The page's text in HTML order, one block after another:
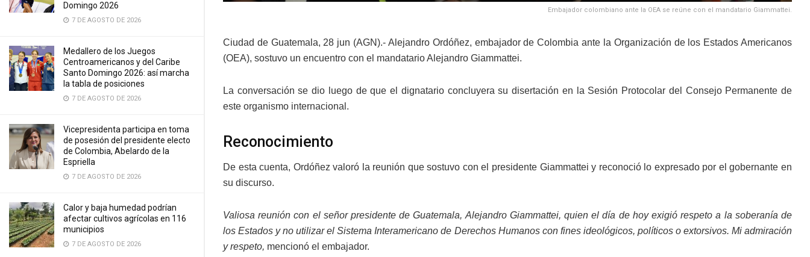
Domingo 2026
7 DE AGOSTO DE 2026
Medallero de los Juegos
Centroamericanos y del Caribe
Santo Domingo 2026: así marcha
la tabla de posiciones
7 DE AGOSTO DE 2026
Vicepresidenta participa en toma
de posesión del presidente electo
de Colombia, Abelardo de la
Espriella
7 DE AGOSTO DE 2026
Calor y baja humedad podrían
afectar cultivos agrícolas en 116
municipios
7 DE AGOSTO DE 2026
Embajador colombiano ante la OEA se reúne con el mandatario Giammattei.
Ciudad de Guatemala, 28 jun (AGN).- Alejandro Ordóñez, embajador de Colombia ante la Organización de los Estados Americanos
(OEA), sostuvo un encuentro con el mandatario Alejandro Giammattei.
La conversación se dio luego de que el dignatario concluyera su disertación en la Sesión Protocolar del Consejo Permanente de
este organismo internacional.
Reconocimiento
De esta cuenta, Ordóñez valoró la reunión que sostuvo con el presidente Giammattei y reconoció lo expresado por el gobernante en
su discurso.
Valiosa reunión con el señor presidente de Guatemala, Alejandro Giammattei, quien el día de hoy exigió respeto a la soberanía de
los Estados y no utilizar el Sistema Interamericano de Derechos Humanos con fines ideológicos, políticos o extorsivos. Mi admiración
y respeto, mencionó el embajador.